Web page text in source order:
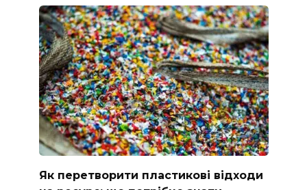
Як перетворити пластикові відходи